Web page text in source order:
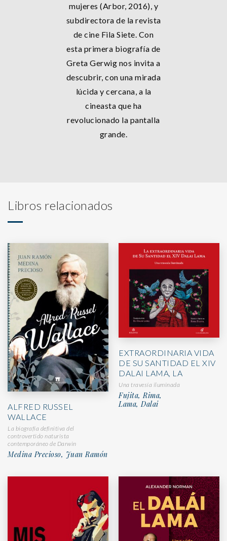
mujeres (Arbor, 2016), y
subdirectora de la revista
de cine Fila Siete. Con
esta primera biografía de
Greta Gerwig nos invita a
descubrir, con una mirada
lúcida y cercana, a la
cineasta que ha
revolucionado la pantalla
grande.
Libros relacionados
ALFRED RUSSEL
WALLACE
La biografía definitiva del
controvertido naturista
contemporáneo de Darwin
Medina Precioso, Juan Ramón
EXTRAORDINARIA VIDA
DE SU SANTIDAD EL XIV
DALAI LAMA, LA
Una travesía iluminada
Fujita, Rima,
Lama, Dalai